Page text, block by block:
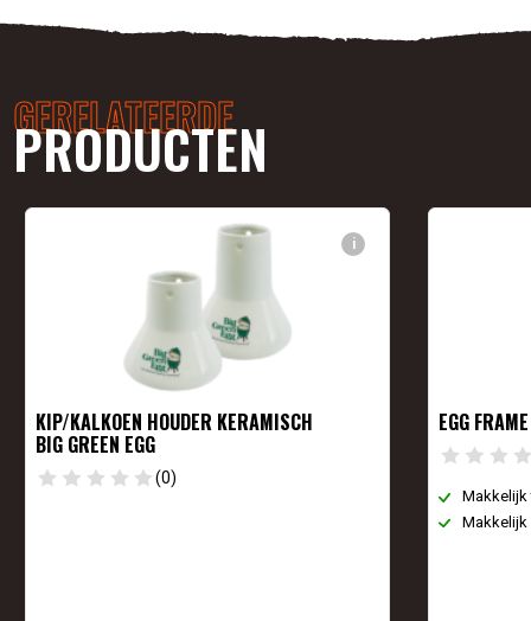
GERELATEERDE
PRODUCTEN
i
KIP/KALKOEN HOUDER KERAMISCH
BIG GREEN EGG
(0)
EGG
Makkelijk
Makkelijk